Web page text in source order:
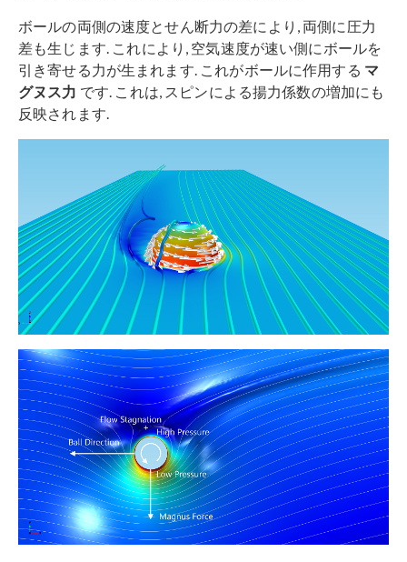
ボールの両側の速度とせん断力の差により, 両側に圧力
差も生じます. これにより, 空気速度が速い側にボールを
引き寄せる力が生まれます. これがボールに作用する マ
グヌス力 です. これは, スピンによる揚力係数の増加にも
反映されます.